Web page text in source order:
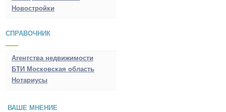
Новостройки
СПРАВОЧНИК
Агентства недвижимости
БТИ Московская область
Нотариусы
ВАШЕ МНЕНИЕ